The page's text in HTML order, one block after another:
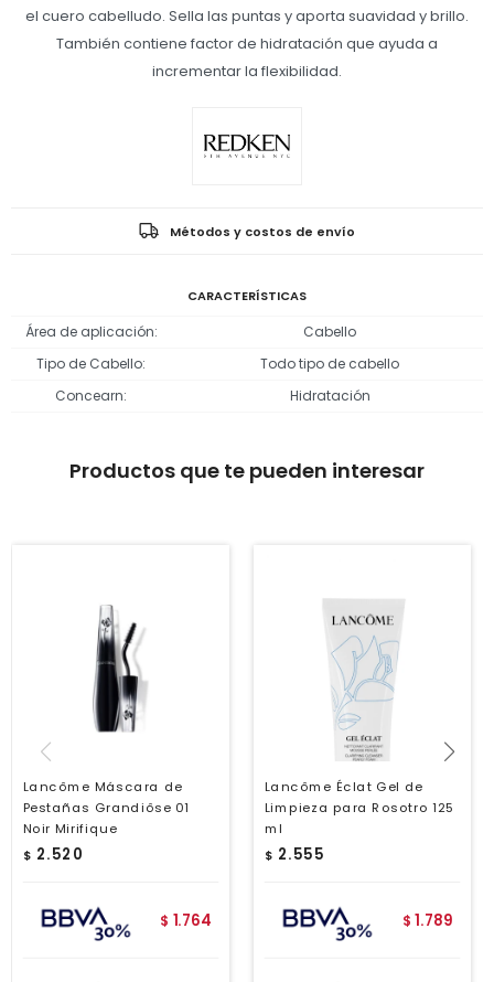
el cuero cabelludo. Sella las puntas y aporta suavidad y brillo.
También contiene factor de hidratación que ayuda a
incrementar la flexibilidad.
Métodos y costos de envío
CARACTERÍSTICAS
Área de aplicación
Cabello
Tipo de Cabello
Todo tipo de cabello
Concearn
Hidratación
Productos que te pueden interesar
Lancôme Máscara de
Pestañas Grandiôse 01
Noir Mirifique
$ 2.520
$ 1.764
Lancôme Éclat Gel de
Limpieza para Rosotro 125
ml
$ 2.555
$ 1.789